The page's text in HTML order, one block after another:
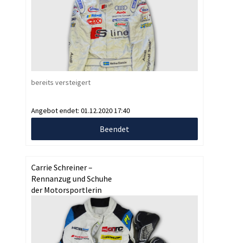
bereits versteigert
Angebot endet: 01.12.2020 17:40
Beendet
Carrie Schreiner –
Rennanzug und Schuhe
der Motorsportlerin